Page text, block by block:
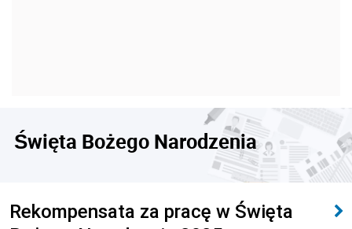
Święta Bożego Narodzenia
Rekompensata za pracę w Święta